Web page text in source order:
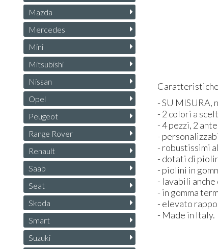
- SU MISURA,
- 2 colori a
- 4 pezzi, 2
-
- robustissimi
- dotati di
- piolini in
- lavabili
- in gomma
- elevato
- Made in Italy.
Mazda
Mercedes
Mini
Mitsubishi
Nissan
Opel
Peugeot
Range Rover
Renault
Saab
Seat
Skoda
Smart
Suzuki